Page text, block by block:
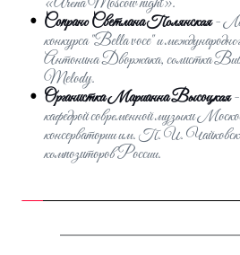
Сопрано Светлана Полянская -
конкурса "Bella voce" и
Антонина Дворжака, солистка
Melody.
Органистка Марианна Высоцкая
кафедрой современной музыки
консерватории им. П. И.
композиторов России.